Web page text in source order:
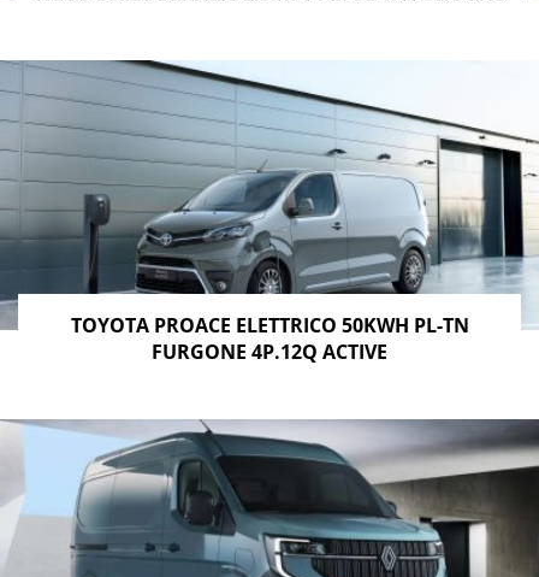
TOYOTA PROACE ELETTRICO 50KWH PL-TN
FURGONE 4P.12Q ACTIVE